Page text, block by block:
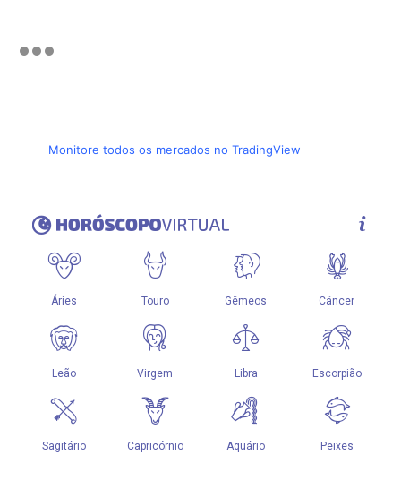
Monitore todos os mercados no TradingView